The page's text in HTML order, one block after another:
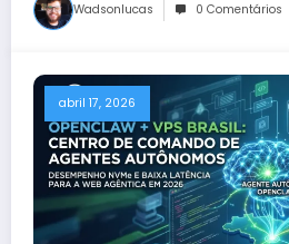
Wadsonlucas 0 Comentários
abril 17, 2026